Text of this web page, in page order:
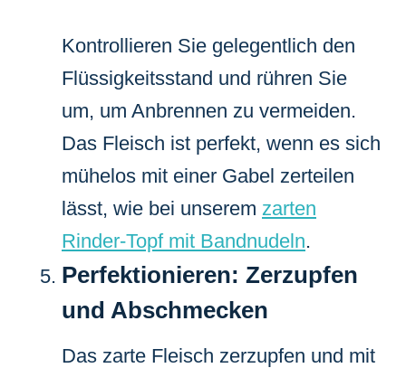
Kontrollieren Sie gelegentlich den
Flüssigkeitsstand und rühren Sie
um, um Anbrennen zu vermeiden.
Das Fleisch ist perfekt, wenn es sich
mühelos mit einer Gabel zerteilen
lässt, wie bei unserem zarten
Rinder-Topf mit Bandnudeln.
Perfektionieren: Zerzupfen
und Abschmecken
Das zarte Fleisch zerzupfen und mit